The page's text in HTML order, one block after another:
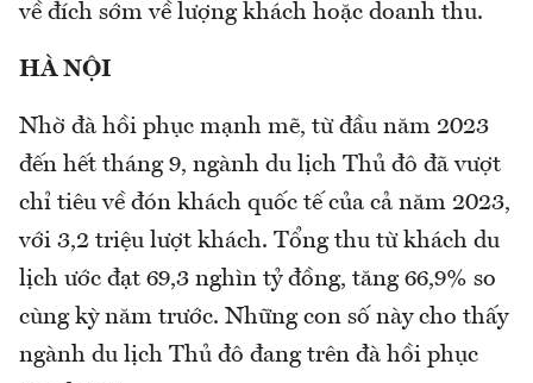
về đích sớm về lượng khách hoặc doanh thu.
HÀ NỘI
Nhờ đà hồi phục mạnh mẽ, từ đầu năm 2023
đến hết tháng 9, ngành du lịch Thủ đô đã vượt
chỉ tiêu về đón khách quốc tế của cả năm 2023,
với 3,2 triệu lượt khách. Tổng thu từ khách du
lịch ước đạt 69,3 nghìn tỷ đồng, tăng 66,9% so
cùng kỳ năm trước. Những con số này cho thấy
ngành du lịch Thủ đô đang trên đà hồi phục